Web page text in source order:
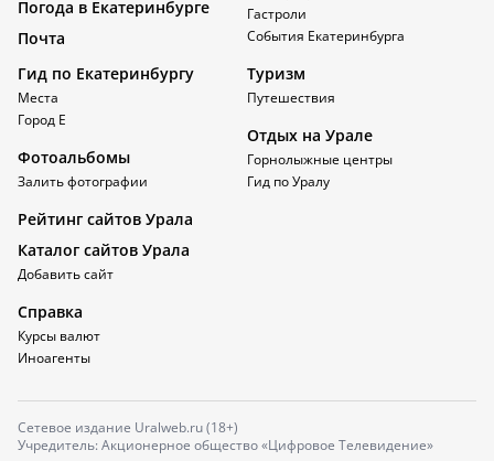
Погода в Екатеринбурге
Почта
Гастроли
События Екатеринбурга
Гид по Екатеринбургу
Места
Город Е
Фотоальбомы
Залить фотографии
Туризм
Путешествия
Отдых на Урале
Горнолыжные центры
Гид по Уралу
Рейтинг сайтов Урала
Каталог сайтов Урала
Добавить сайт
Справка
Курсы валют
Иноагенты
Сетевое издание Uralweb.ru (18+)
Учредитель: Акционерное общество «Цифровое Телевидение»